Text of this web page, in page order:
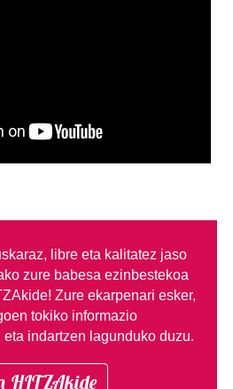
libre eta kalitatez jaso
zure babesa ezinbestekoa
Zure ekarpenari esker,
tokiko informazio
indartzen lagunduko duzu.
HITZAkide